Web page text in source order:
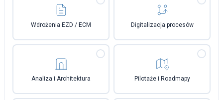
Wdrożenia EZD / ECM Digitalizacja procesów
Analiza i Architektura Pilotaże i Roadmapy